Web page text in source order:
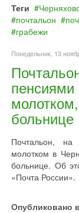
Теги
почтальон
грабежи
Понедельник, 13
пенсиями
больнице
Почтальон,
молотком в
больнице. Об
«Почта России».
Опубликовано в